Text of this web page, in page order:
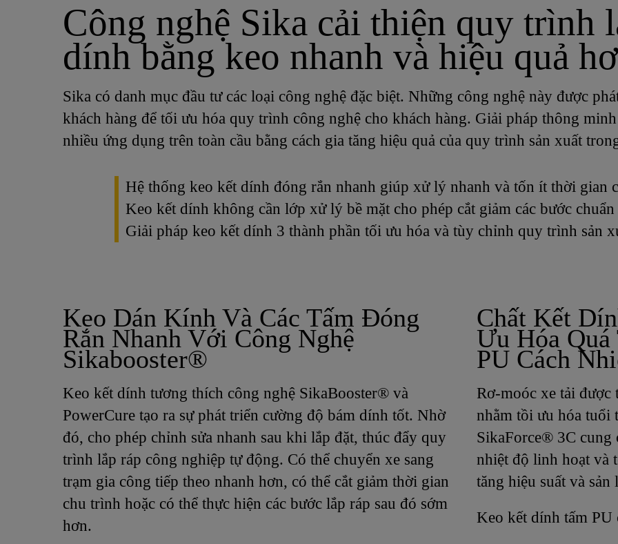
Công nghệ Sika cải thiện quy trình
dính bằng keo nhanh và hiệu quả
Sika có danh mục đầu tư các loại công nghệ đặc biệt. Những công nghệ này được
khách hàng để tối ưu hóa quy trình công nghệ cho khách hàng. Giải pháp thông
nhiều ứng dụng trên toàn cầu bằng cách gia tăng hiệu quả của quy trình sản xuất
Hệ thống keo kết dính đóng rắn nhanh giúp xử lý nhanh và tốn ít thời gian
Keo kết dính không cần lớp xử lý bề mặt cho phép cắt giảm các bước
Giải pháp keo kết dính 3 thành phần tối ưu hóa và tùy chỉnh quy trình sản
Keo Dán Kính Và Các Tấm Đóng
Rắn Nhanh Với Công Nghệ
Sikabooster®
Keo kết dính tương thích công nghệ SikaBooster® và
PowerCure tạo ra sự phát triển cường độ bám dính tốt. Nhờ
đó, cho phép chỉnh sửa nhanh sau khi lắp đặt, thúc đẩy quy
trình lắp ráp công nghiệp tự động. Có thể chuyển xe sang
trạm gia công tiếp theo nhanh hơn, có thể cắt giảm thời gian
chu trình hoặc có thể thực hiện các bước lắp ráp sau đó sớm
hơn.
Chất Kết
Ưu Hóa
PU Cách
Rơ-moóc xe tải được
nhằm tồi ưu hóa tuổi
SikaForce® 3C cung
nhiệt độ linh hoạt và
tăng hiệu suất và
Keo kết dính tấm PU